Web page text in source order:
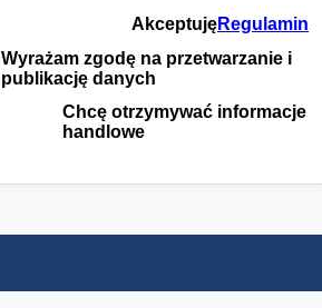
AkceptujęRegulamin
Wyrażam zgodę na przetwarzanie i
publikację danych
Chcę otrzymywać informacje
handlowe